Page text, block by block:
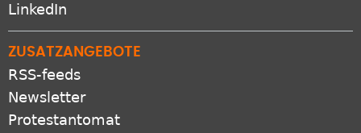
LinkedIn
ZUSATZANGEBOTE
RSS-feeds
Newsletter
Protestantomat